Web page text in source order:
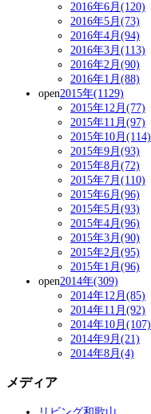
2016年6月(120)
2016年5月(73)
2016年4月(94)
2016年3月(113)
2016年2月(90)
2016年1月(88)
open2015年(1129)
2015年12月(77)
2015年11月(97)
2015年10月(114)
2015年9月(93)
2015年8月(72)
2015年7月(110)
2015年6月(96)
2015年5月(93)
2015年4月(96)
2015年3月(90)
2015年2月(95)
2015年1月(96)
open2014年(309)
2014年12月(85)
2014年11月(92)
2014年10月(107)
2014年9月(21)
2014年8月(4)
メディア